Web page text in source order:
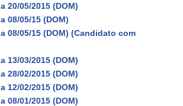
20/05/2015 (DOM)
08/05/15 (DOM)
08/05/15 (DOM) (Candidato com
13/03/2015 (DOM)
28/02/2015 (DOM)
12/02/2015 (DOM)
08/01/2015 (DOM)